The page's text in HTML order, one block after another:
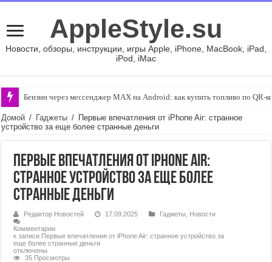
AppleStyle.su
Новости, обзоры, инструкции, игры Apple, iPhone, MacBook, iPad,
iPod, iMac
Бензин через мессенджер MAX на Android: как купить топливо по QR-
Домой / Гаджеты / Первые впечатления от iPhone Air: странное
устройство за еще более странные деньги
Первые впечатления от iPhone Air:
странное устройство за еще более
странные деньги
Редактор Новостей 17.09.2025 Гаджеты
Новости
Комментарии
к записи Первые впечатления от iPhone Air: странное устройство за
еще более странные деньги
отключены
35 Просмотры